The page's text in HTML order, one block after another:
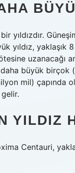
yıldızdır.
yıldız, yaklaşık
uzanacağı
daha büyük
mil) çapında
YILDIZ
Centauri,